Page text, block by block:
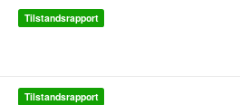
Tilstandsrapport
Tilstandsrapport